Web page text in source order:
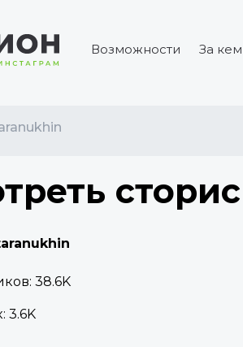
Возможности За
сторис
38.6K
3.6K